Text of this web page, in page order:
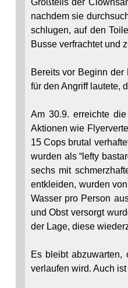
Großteils der
nachdem sie
schlugen, auf den
Busse verfrachtet und
Bereits vor Beginn
für den Angriff lautete,
Am 30.9. erreichte
Aktionen wie
15 Cops brutal
wurden als “lefty
sechs mit
entkleiden, wurden
Wasser pro Person
und Obst versorgt
der Lage, diese
Es bleibt
verlaufen wird. Auch